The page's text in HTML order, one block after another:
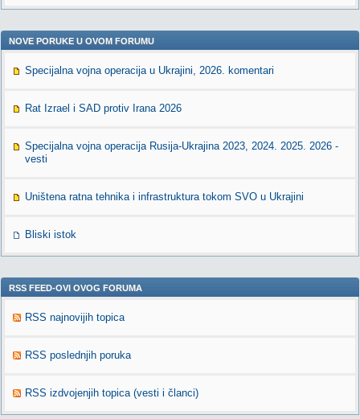
NOVE PORUKE U OVOM FORUMU
Specijalna vojna operacija u Ukrajini, 2026. komentari
Rat Izrael i SAD protiv Irana 2026
Specijalna vojna operacija Rusija-Ukrajina 2023, 2024. 2025. 2026 -
vesti
Uništena ratna tehnika i infrastruktura tokom SVO u Ukrajini
Bliski istok
RSS FEED-OVI OVOG FORUMA
RSS najnovijih topica
RSS poslednjih poruka
RSS izdvojenjih topica (vesti i članci)